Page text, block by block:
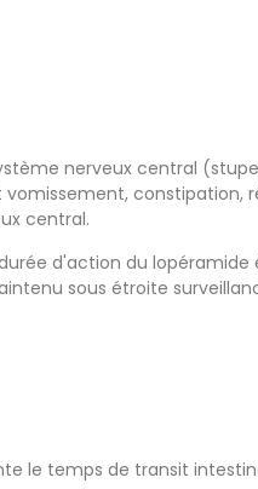
nerveux central
constipation,
central.
d'action du
sous étroite
le temps de transit